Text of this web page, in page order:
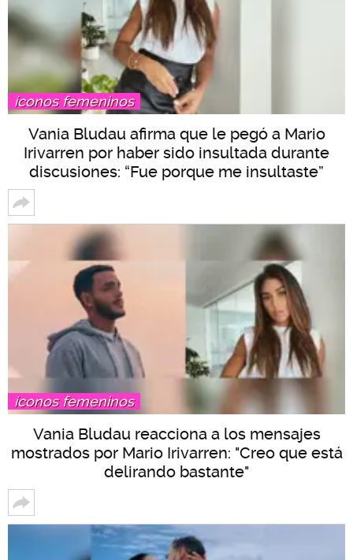
íconos femeninos
Vania Bludau afirma que le pegó a Mario
Irivarren por haber sido insultada durante
discusiones: “Fue porque me insultaste”
íconos femeninos
Vania Bludau reacciona a los mensajes
mostrados por Mario Irivarren: "Creo que está
delirando bastante"